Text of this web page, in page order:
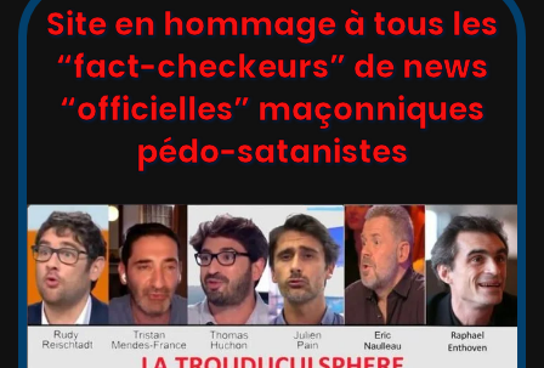
Site en hommage à tous les
“fact-checkeurs” de news
“officielles” maçonniques
pédo-satanistes